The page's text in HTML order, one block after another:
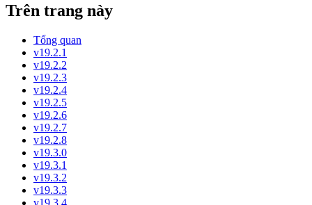
Trên trang này
Tổng quan
v19.2.1
v19.2.2
v19.2.3
v19.2.4
v19.2.5
v19.2.6
v19.2.7
v19.2.8
v19.3.0
v19.3.1
v19.3.2
v19.3.3
v19.3.4